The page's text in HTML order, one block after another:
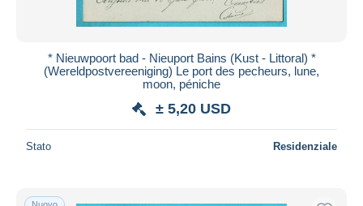
* Nieuwpoort bad - Nieuport Bains (Kust - Littoral) *
(Wereldpostvereeniging) Le port des pecheurs, lune,
moon, péniche
± 5,20 USD
Stato Residenziale